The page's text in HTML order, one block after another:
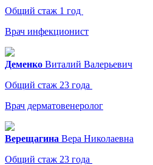
Общий стаж 1 год
Врач инфекционист
Деменко Виталий Валерьевич
Общий стаж 23 года
Врач дерматовенеролог
Верещагина Вера Николаевна
Общий стаж 23 года